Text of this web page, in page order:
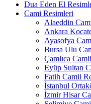
Dua Eden El
Cami Resimleri
Alaeddin
Ankara
Ayasofya
Bursa Ulu
Çamlıca
Eyüp Sultan
Fatih Camii
İstanbul
İzmir Hisar